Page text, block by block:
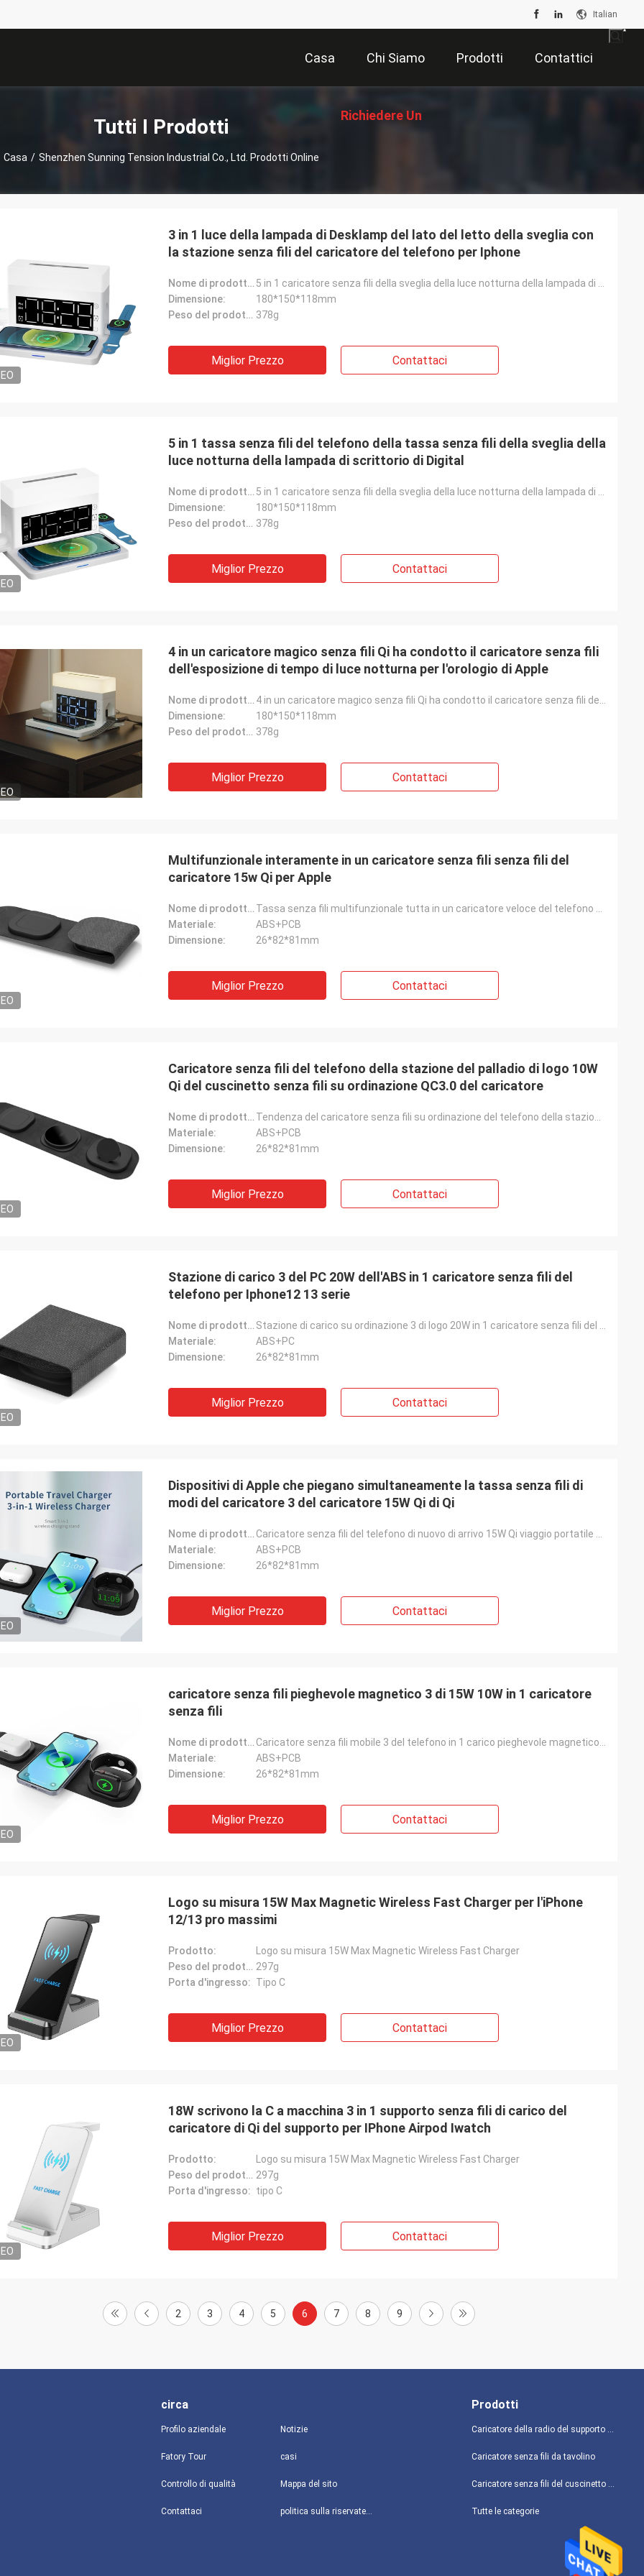
Italian
Casa Chi Siamo Prodotti Contattici
Richiedere Un
Tutti I Prodotti
Casa / Shenzhen Sunning Tension Industrial Co., Ltd. Prodotti Online
3 in 1 luce della lampada di Desklamp del lato del letto della sveglia con
la stazione senza fili del caricatore del telefono per Iphone
Nome di prodotto:
Dimensione:
180*150*118mm
Peso del prodotto: 378g
Miglior Prezzo Contattaci
5 in 1 tassa senza fili del telefono della tassa senza fili della sveglia della
luce notturna della lampada di scrittorio di Digital
Nome di prodotto:
Dimensione:
180*150*118mm
Peso del prodotto: 378g
Miglior Prezzo Contattaci
4 in un caricatore magico senza fili Qi ha condotto il caricatore senza fili
dell'esposizione di tempo di luce notturna per l'orologio di Apple
Nome di prodotto:
Dimensione:
180*150*118mm
Peso del prodotto: 378g
Miglior Prezzo Contattaci
Multifunzionale interamente in un caricatore senza fili senza fili del
caricatore 15w Qi per Apple
Nome di prodotto:
Materiale:
ABS+PCB
Dimensione:
26*82*81mm
Miglior Prezzo Contattaci
Caricatore senza fili del telefono della stazione del palladio di logo 10W
Qi del cuscinetto senza fili su ordinazione QC3.0 del caricatore
Nome di prodotto:
Materiale:
ABS+PCB
Dimensione:
26*82*81mm
Miglior Prezzo Contattaci
Stazione di carico 3 del PC 20W dell'ABS in 1 caricatore senza fili del
telefono per Iphone12 13 serie
Nome di prodotto:
Materiale:
ABS+PC
Dimensione:
26*82*81mm
Miglior Prezzo Contattaci
Dispositivi di Apple che piegano simultaneamente la tassa senza fili di
modi del caricatore 3 del caricatore 15W Qi di Qi
Nome di prodotto:
Materiale:
ABS+PCB
Dimensione:
26*82*81mm
Miglior Prezzo Contattaci
caricatore senza fili pieghevole magnetico 3 di 15W 10W in 1 caricatore
senza fili
Nome di prodotto:
Materiale:
ABS+PCB
Dimensione:
26*82*81mm
Miglior Prezzo Contattaci
Logo su misura 15W Max Magnetic Wireless Fast Charger per l'iPhone
12/13 pro massimi
Prodotto:
Logo su misura 15W Max Magnetic Wireless Fast Charger
Peso del prodotto: 297g
Porta d'ingresso: Tipo C
Miglior Prezzo Contattaci
18W scrivono la C a macchina 3 in 1 supporto senza fili di carico del
caricatore di Qi del supporto per IPhone Airpod Iwatch
Prodotto:
Logo su misura 15W Max Magnetic Wireless Fast Charger
Peso del prodotto: 297g
Porta d'ingresso: tipo C
Miglior Prezzo Contattaci
2 3 4 5 6 7 8 9
circa
Profilo aziendale
Fatory Tour
Controllo di qualità
Contattaci
Notizie
casi
Mappa del sito
politica sulla riservatezza
Prodotti
Caricatore della radio del supporto dell'automobile
Caricatore senza fili da tavolino
Caricatore senza fili del cuscinetto di topo
Tutte le categorie